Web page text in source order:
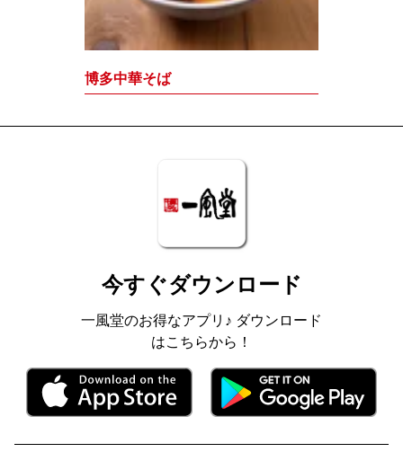
博多中華そば
今すぐダウンロード
一風堂のお得なアプリ♪ ダウンロード
はこちらから！